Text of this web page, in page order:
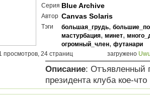
Серия Blue Archive
Автор Canvas Solaris
Тэги большая_грудь,
мастурбация, минет,
огромный_член, футанари
просмотров, 24 страниц
загружено
Описание: Отъявленный
президента клуба кое-